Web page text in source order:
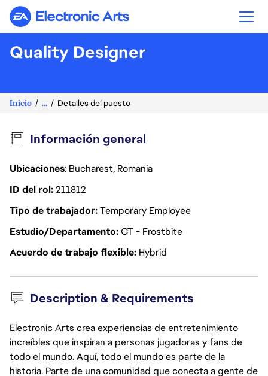
Electronic Arts
Quality Designer
Inicio ... Detalles del puesto
Información general
Ubicaciones: Bucharest, Romania
ID del rol211812
Tipo de trabajadorTemporary Employee
Estudio/DepartamentoCT - Frostbite
Acuerdo de trabajo flexible Hybrid
Description & Requirements
Electronic Arts crea experiencias de entretenimiento
increíbles que inspiran a personas jugadoras y fans de
todo el mundo. Aquí, todo el mundo es parte de la
historia. Parte de una comunidad que conecta a gente de